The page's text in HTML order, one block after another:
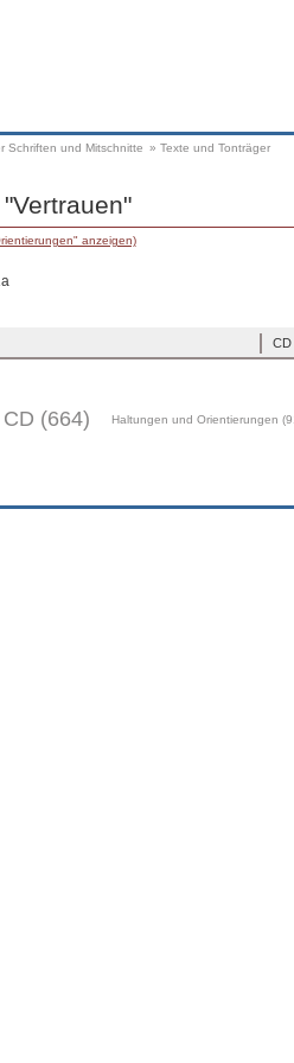
Schriften und Mitschnitte » Texte und Tonträger
anzeigen)
CD
CD (664) Haltungen und Orientierungen